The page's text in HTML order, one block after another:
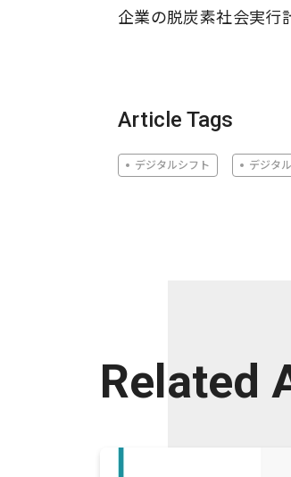
企業の脱炭素社会実行
Article Tags
デジタルシフト デジタ
Related